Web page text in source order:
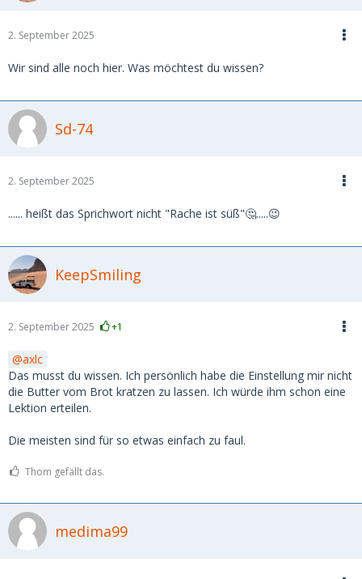
2. September 2025
Wir sind alle noch hier. Was möchtest du wissen?
Sd-74
2. September 2025
...... heißt das Sprichwort nicht "Rache ist süß"🤔.....😉
KeepSmiling
2. September 2025 +1
axlc
Das musst du wissen. Ich persönlich habe die Einstellung mir nicht
die Butter vom Brot kratzen zu lassen. Ich würde ihm schon eine
Lektion erteilen.
Die meisten sind für so etwas einfach zu faul.
Thom gefällt das.
medima99